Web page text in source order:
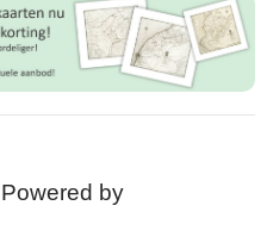
Powered by